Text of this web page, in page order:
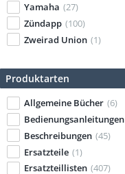
Yamaha (27)
Zündapp (100)
Zweirad Union (1)
Produktarten
Allgemeine Bücher (6)
Bedienungsanleitungen
Beschreibungen (45)
Ersatzteile (1)
Ersatzteillisten (407)